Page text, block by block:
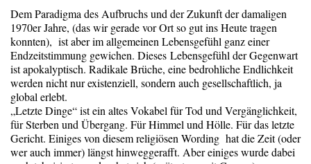
Dem Paradigma des Aufbruchs und der Zukunft der damaligen
1970er Jahre, (das wir gerade vor Ort so gut ins Heute tragen
konnten), ist aber im allgemeinen Lebensgefühl ganz einer
Endzeitstimmung gewichen. Dieses Lebensgefühl der Gegenwart
ist apokalyptisch. Radikale Brüche, eine bedrohliche Endlichkeit
werden nicht nur existenziell, sondern auch gesellschaftlich, ja
global erlebt.
„Letzte Dinge“ ist ein altes Vokabel für Tod und Vergänglichkeit,
für Sterben und Übergang. Für Himmel und Hölle. Für das letzte
Gericht. Einiges von diesem religiösen Wording hat die Zeit (oder
wer auch immer) längst hinweggerafft. Aber einiges wurde dabei